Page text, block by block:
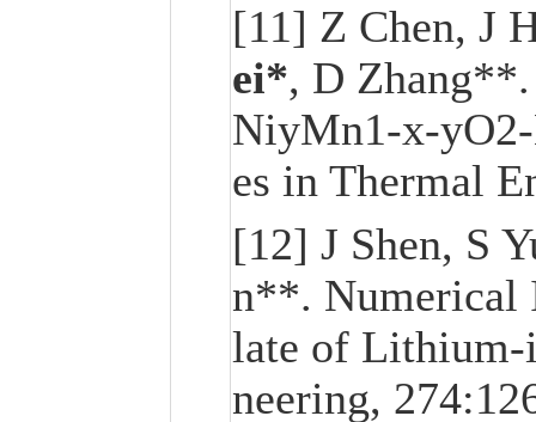
[11] Z Chen, J
ei*, D
NiyMn1-x-yO2-
es in Thermal
[12] J Shen, S
n**. Numerical
late of Lithium-
neering,